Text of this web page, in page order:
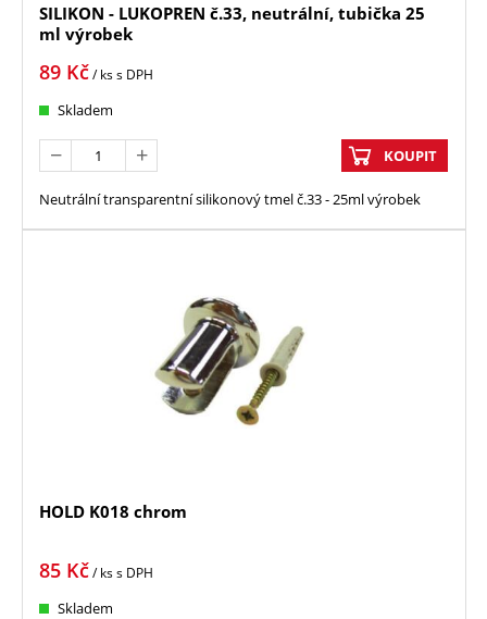
SILIKON - LUKOPREN č.33, neutrální, tubička 25
ml výrobek
89 Kč/ kss DPH
Skladem
KOUPIT
Neutrální transparentní silikonový tmel č.33 - 25ml výrobek
HOLD K018 chrom
85 Kč/ kss DPH
Skladem